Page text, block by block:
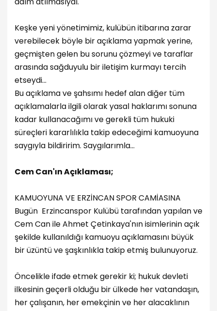
Keşke yeni yönetimimiz, kulübün itibarına zarar
verebilecek böyle bir açıklama yapmak yerine,
geçmişten gelen bu sorunu çözmeyi ve taraflar
arasında sağduyulu bir iletişim kurmayı tercih
etseydi…
Bu açıklama ve şahsımı hedef alan diğer tüm
açıklamalarla ilgili olarak yasal haklarımı sonuna
kadar kullanacağımı ve gerekli tüm hukuki
süreçleri kararlılıkla takip edeceğimi kamuoyuna
saygıyla bildiririm. Saygılarımla...
Cem Can'ın Açıklaması;
KAMUOYUNA VE ERZİNCAN SPOR CAMİASINA
Bugün Erzincanspor Kulübü tarafından yapılan ve
Cem Can ile Ahmet Çetinkaya'nın isimlerinin açık
şekilde kullanıldığı kamuoyu açıklamasını büyük
bir üzüntü ve şaşkınlıkla takip etmiş bulunuyoruz.
Öncelikle ifade etmek gerekir ki; hukuk devleti
ilkesinin geçerli olduğu bir ülkede her vatandaşın,
her çalışanın, her emekçinin ve her alacaklının